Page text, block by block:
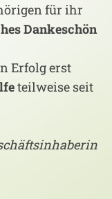
für ihr
Dankeschön
Erfolg erst
teilweise seit